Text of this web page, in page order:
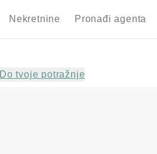
Nekretnine Pronađi agenta
Do tvoje potražnje